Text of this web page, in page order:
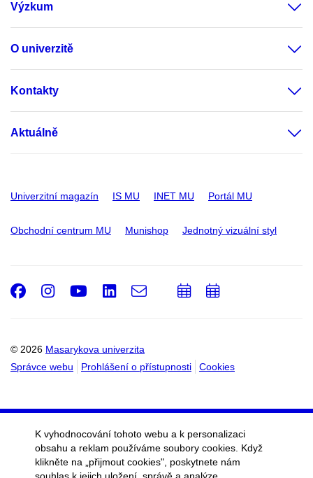
Výzkum
O univerzitě
Kontakty
Aktuálně
Univerzitní magazín IS MU INET MU Portál MU
Obchodní centrum MU Munishop Jednotný vizuální styl
© 2026 Masarykova univerzita
Správce webu
Prohlášení o přístupnosti Cookies
Facebook
Instagram
Youtube
LinkedIn
e-
PřidatPřidat
K vyhodnocování tohoto webu a k personalizaci
obsahu a reklam používáme soubory cookies. Když
klikněte na „přijmout cookies", poskytnete nám